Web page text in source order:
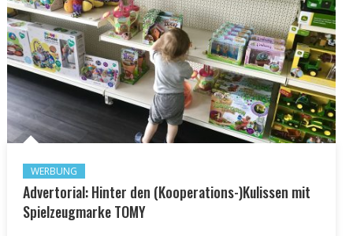
WERBUNG
Advertorial: Hinter den (Kooperations-)Kulissen mit
Spielzeugmarke TOMY